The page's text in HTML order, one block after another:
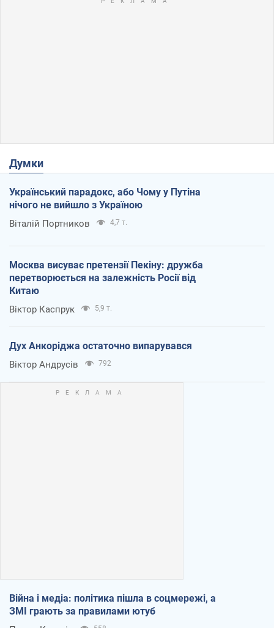
Думки
Український парадокс, або Чому у Путіна
нічого не вийшло з Україною
Віталій Портников 4,7 т.
Москва висуває претензії Пекіну: дружба
перетворюється на залежність Росії від
Китаю
Віктор Каспрук 5,9 т.
Дух Анкоріджа остаточно випарувався
Віктор Андрусів 792
Війна і медіа: політика пішла в соцмережі, а
ЗМІ грають за правилами ютуб